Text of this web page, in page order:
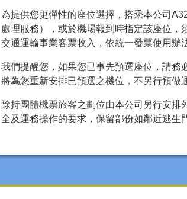
為提供您更彈性的座位選擇，搭乘本公司
處理服務），或於機場報到時指定該座位
交通運輸事業客票收入，依統一發票使用辦
我們提醒您，如果您已事先預選座位，請務
將為您重新安排已預選之機位，不另行預做
除持團體機票旅客之劃位由本公司另行安排
全及運務操作的要求，保留部份如鄰近逃生